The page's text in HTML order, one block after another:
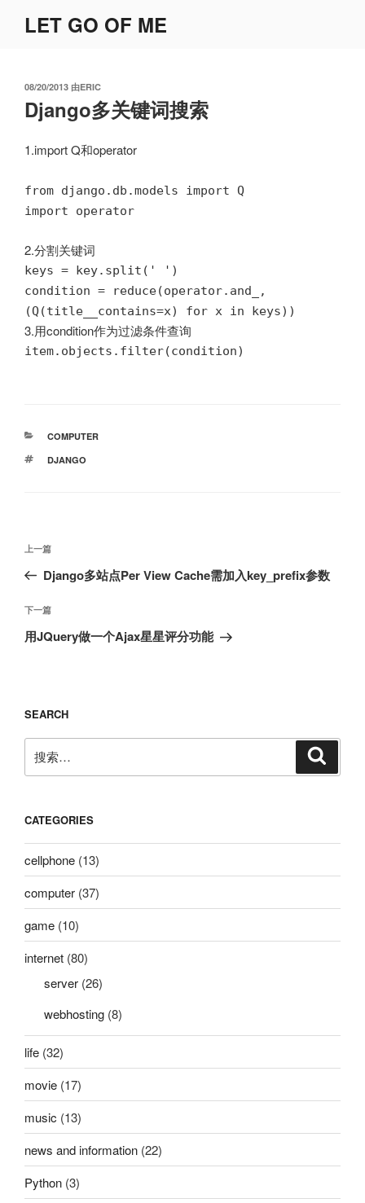
LET GO OF ME
发
布
于
08/20/2013 由ERIC
Django多关键词搜索
1.import Q和operator
from django.db.models import Q
import operator
2.分割关键词
keys = key.split(' ')
condition = reduce(operator.and_,
(Q(title__contains=x) for x in keys))
3.用condition作为过滤条件查询
item.objects.filter(condition)
分
COMPUTER
标
DJANGO
文
导
航
上
一
文
章
上一篇
Django多站点Per View Cache需加入key_prefix参数
下
一
下一篇
用JQuery做一个Ajax星星评分功能
SEARCH
索：
CATEGORIES
cellphone (13)
computer (37)
game (10)
internet (80)
server (26)
webhosting (8)
life (32)
movie (17)
music (13)
news and information (22)
Python (3)